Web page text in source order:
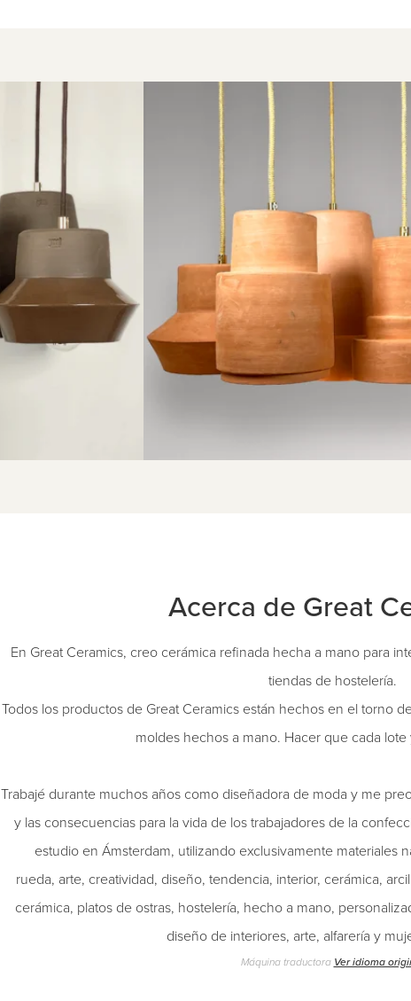
Acerca de Great
En Great Ceramics, creo cerámica refinada hecha a mano para
tiendas de hostelería.
Todos los productos de Great Ceramics están hechos en el torno
moldes hechos a mano. Hacer que cada
Trabajé durante muchos años como diseñadora de moda y me
y las consecuencias para la vida de los trabajadores de la
estudio en Ámsterdam, utilizando exclusivamente materiales
rueda, arte, creatividad, diseño, tendencia, interior, cerámica,
cerámica, platos de ostras, hostelería, hecho a mano,
diseño de interiores, arte, alfarería y
Máquina traductora Ver idioma